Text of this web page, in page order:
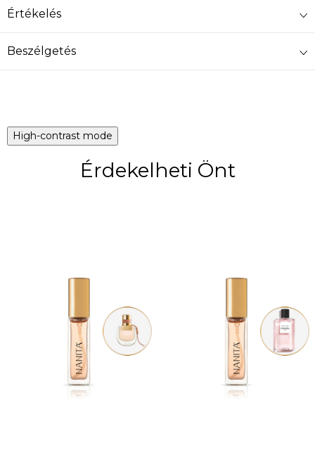
Értékelés
Beszélgetés
High-contrast mode
Érdekelheti Önt